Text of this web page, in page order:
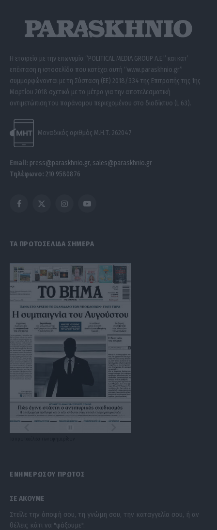
Η εταιρεία με την επωνυμία “POLITICAL MEDIA GROUP A.E.” και κατ’
επέκταση η ιστοσελίδα που κατέχει αυτή “www.paraskhnio.gr”
συμμορφώνονται με τη Σύσταση (ΕΕ) 2018/334 της Επιτροπής της 1ης
Μαρτίου 2018 σχετικά με τα μέτρα για την αποτελεσματική
αντιμετώπιση του παράνομου περιεχομένου στο διαδίκτυο (L 63).
Μοναδικός αριθμός Μ.Η.Τ. 262047
Email: press@paraskhnio.gr, sales@paraskhnio.gr
Τηλέφωνο: 210 9580876
Facebook
X
InstagramYouTube
ΤΑ ΠΡΩΤΟΣΕΛΙΔΑ ΣΗΜΕΡΑ
ΕΝΗΜΕΡΩΣΟΥ ΠΡΩΤΟΣ
ΣΕ ΑΚΟΥΜΕ
Στείλε την άποψή σου, τη γνώμη σου, την καταγγελία σου, ή αν
θέλεις κάτι να "ψάξουμε".